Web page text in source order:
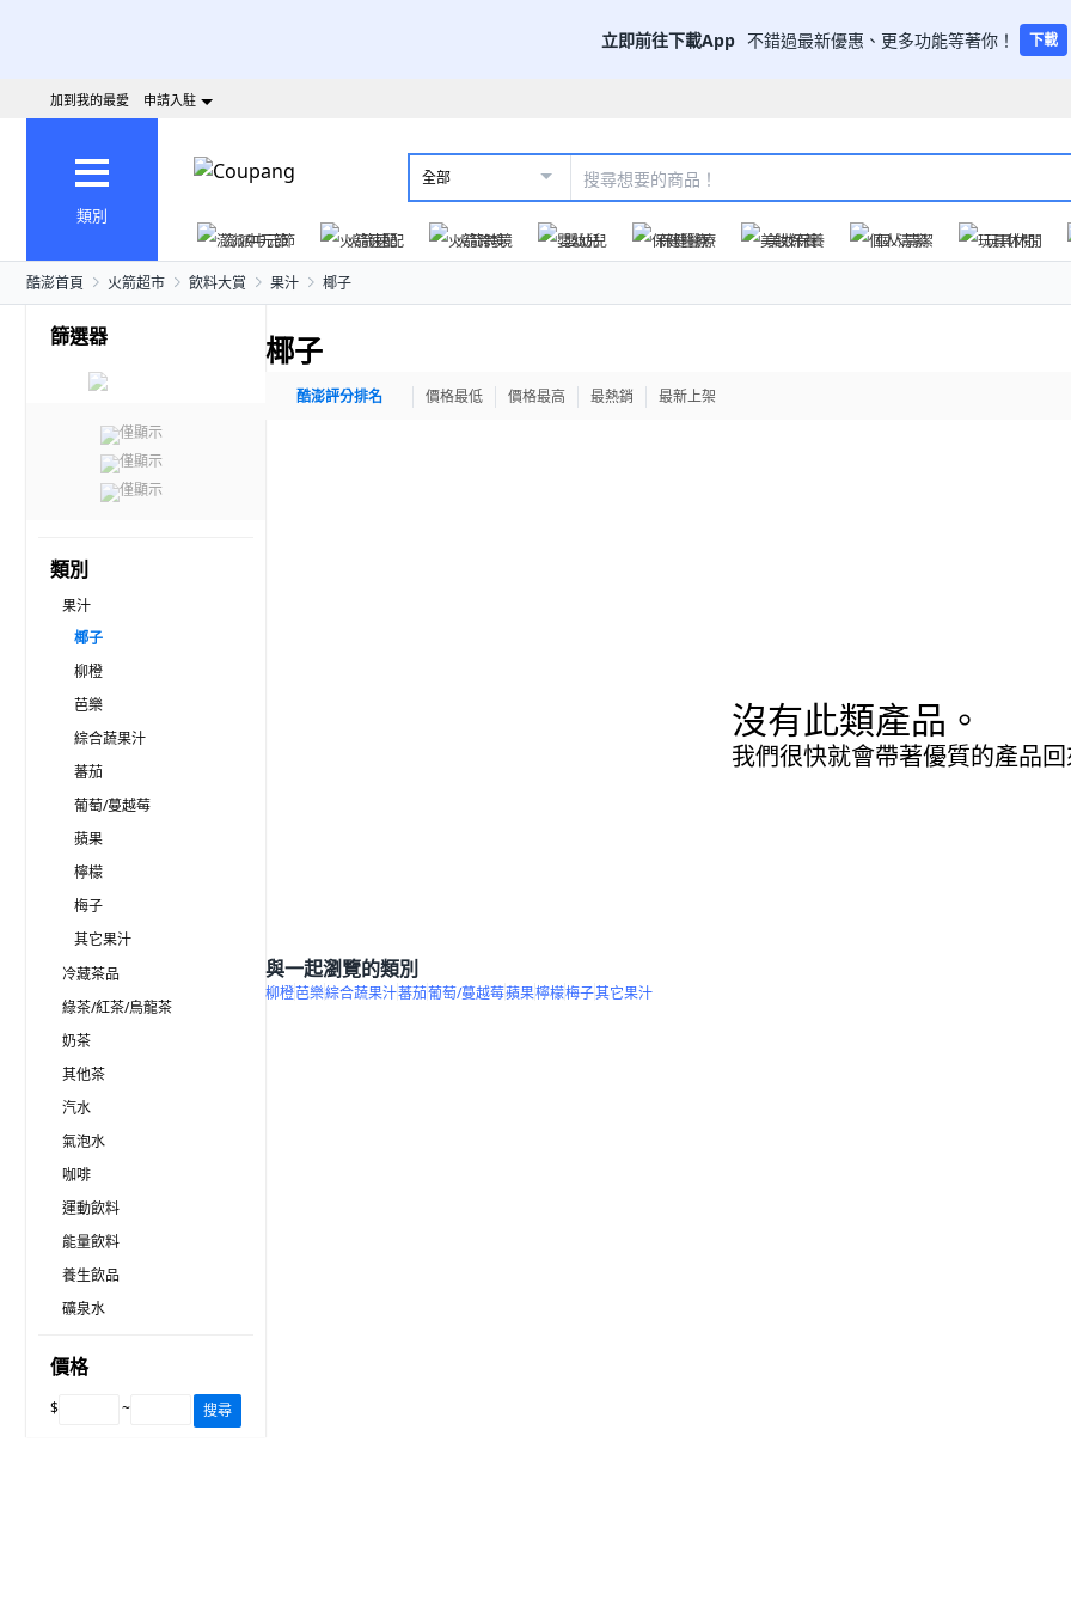
立即前往下載App 不錯過最新優惠、更多功能等著你！ 下載
加到我的最愛 申請入駐
類別
全部
澎派中元節 火箭速配 火箭跨境 嬰幼兒 保健醫療 美妝保養 個人清潔 玩具休閒
酷澎首頁 火箭超市 飲料大賞 果汁 椰子
篩選器
僅顯示
僅顯示
僅顯示
類別
果汁
椰子
柳橙
芭樂
綜合蔬果汁
蕃茄
葡萄/蔓越莓
蘋果
檸檬
梅子
其它果汁
冷藏茶品
綠茶/紅茶/烏龍茶
奶茶
其他茶
汽水
氣泡水
咖啡
運動飲料
能量飲料
養生飲品
礦泉水
價格
$ ~ 搜尋
椰子
酷澎評分排名 價格最低 價格最高 最熱銷 最新上架
沒有此類產品。
我們很快就會帶著優質的產品
與一起瀏覽的類別
柳橙芭樂綜合蔬果汁蕃茄葡萄/蔓越莓蘋果檸檬梅子其它果汁